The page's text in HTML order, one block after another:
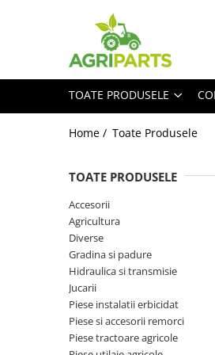
Toate Produsele
Tiranti centrali, verticali, laterali
Agricultura
TOATE PRODUSELE
Home / Toate Produsele
TOATE PRODUSELE
Accesorii
Agricultura
Diverse
Gradina si padure
Hidraulica si transmisie
Jucarii
Piese instalatii erbicidat
Piese si accesorii remorci
Piese tractoare agricole